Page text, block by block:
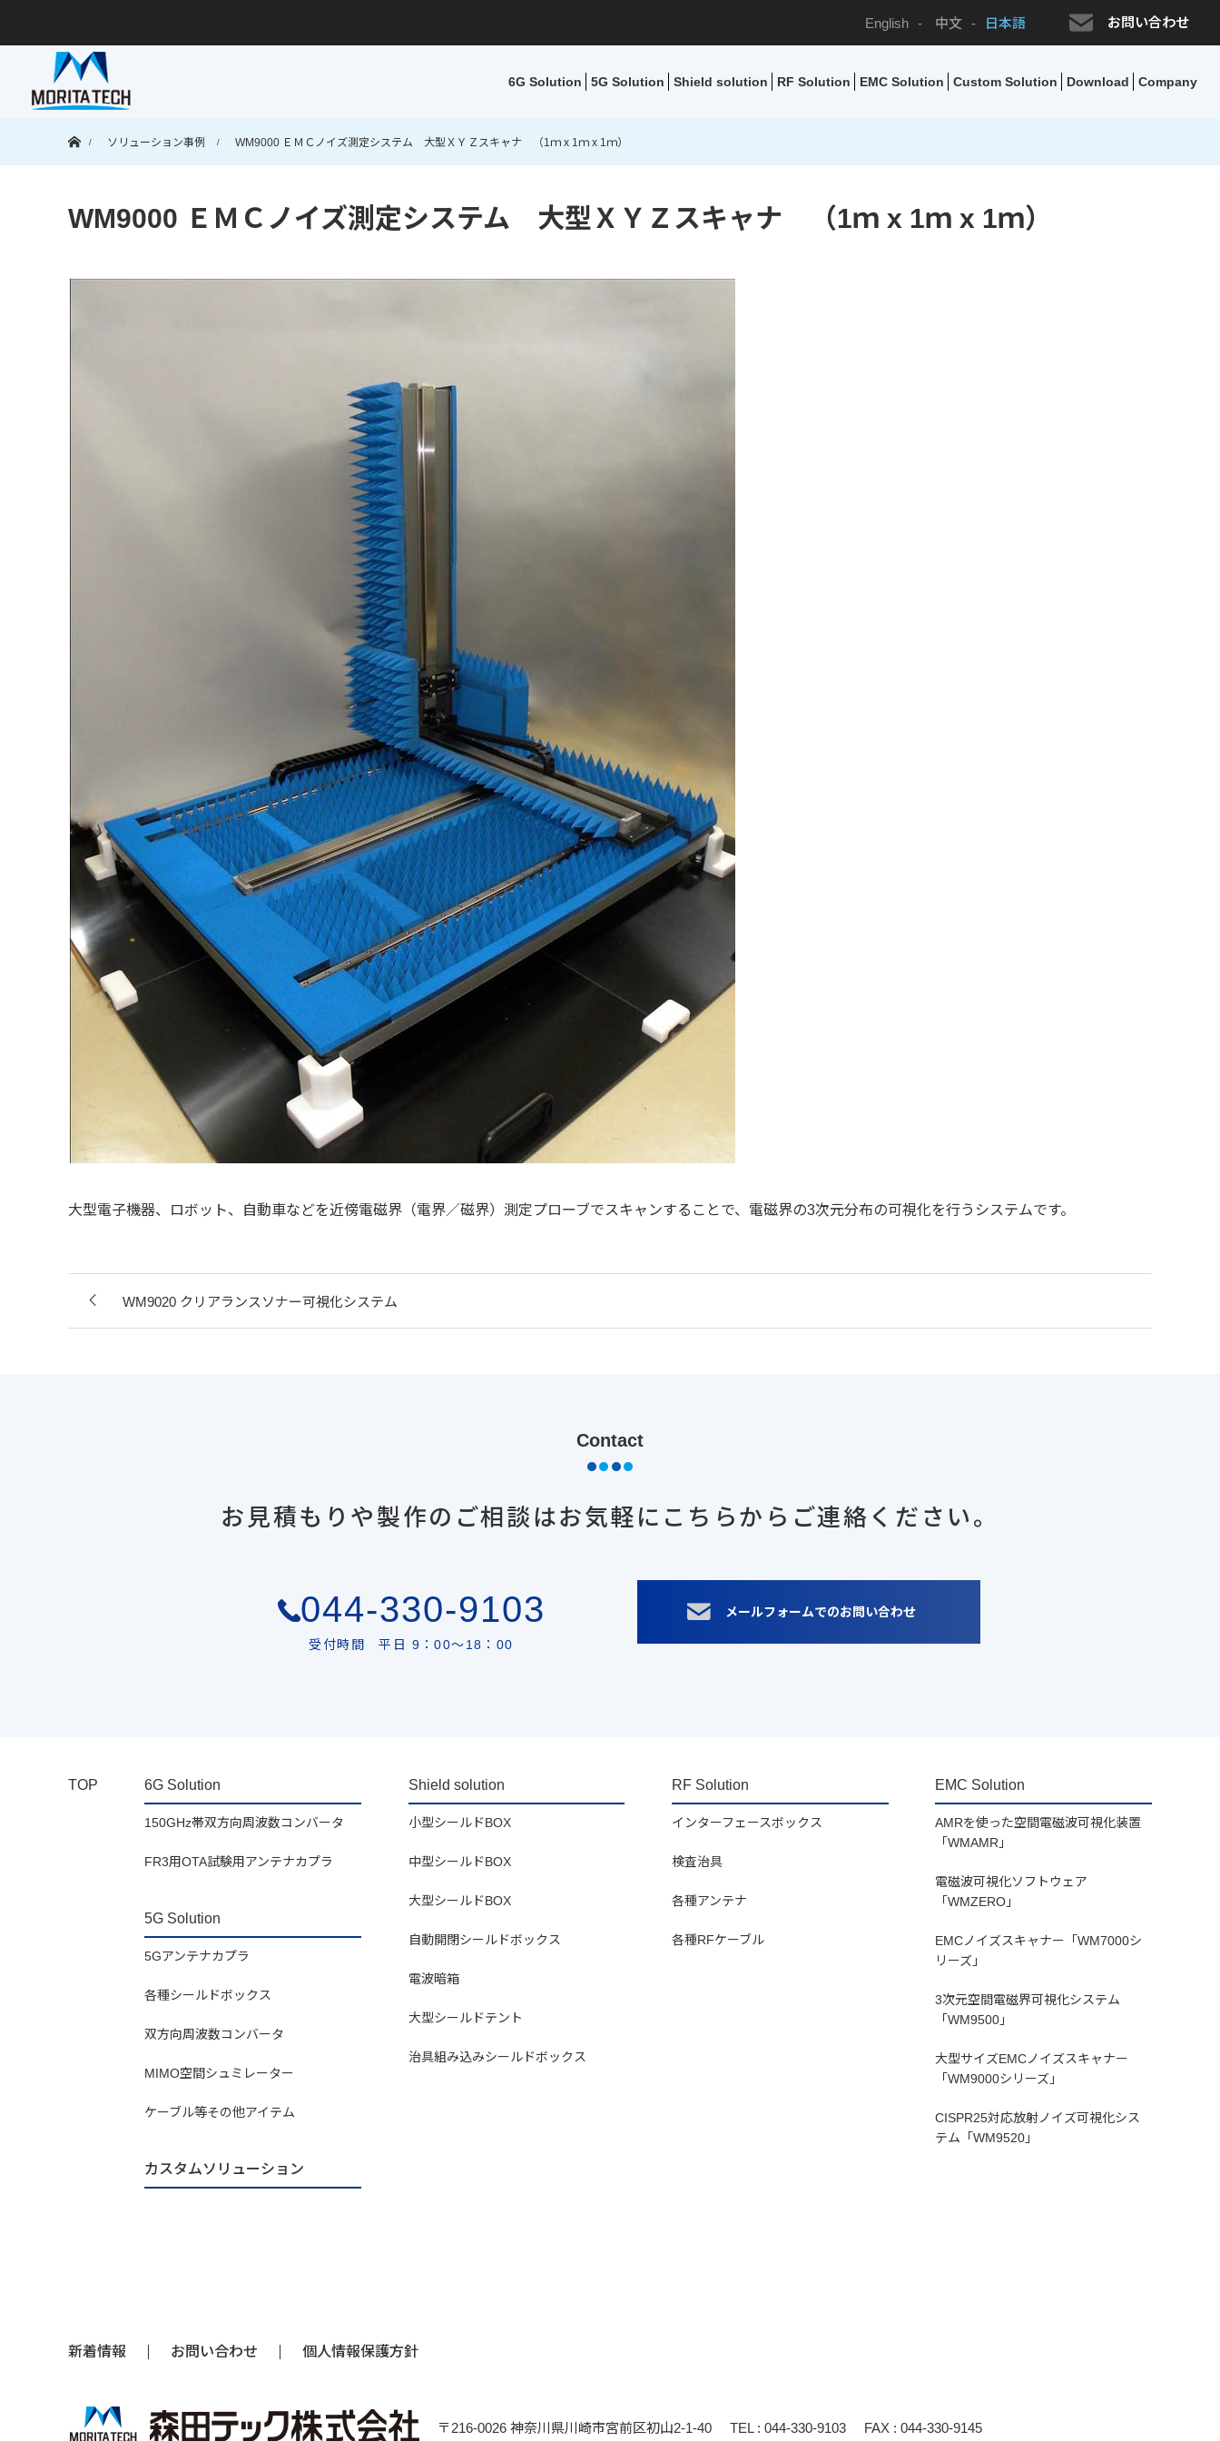
English - 中文 - 日本語 お問い合わせ
6G Solution 5G Solution Shield solution RF Solution EMC Solution Custom Solution Download Company
ソリューション事例
WM9000 ＥＭＣノイズ測定システム 大型ＸＹＺスキャナ （1ｍ x 1ｍ x 1ｍ）
WM9000 ＥＭＣノイズ測定システム 大型ＸＹＺスキャナ （1ｍ x 1ｍ x 1ｍ）
大型電子機器、ロボット、自動車などを近傍電磁界（電界／磁界）測定プローブでスキャンすることで、電磁界の3次元分布の可視化を行うシステムです。
WM9020 クリアランスソナー可視化システム
Contact
お見積もりや製作のご相談はお気軽にこちらからご連絡ください。
044-330-9103
受付時間 平日 9：00〜18：00
メールフォームでのお問い合わせ
TOP 6G Solution
150GHz帯双方向周波数コンバータ
FR3用OTA試験用アンテナカプラ
5G Solution
5Gアンテナカプラ
各種シールドボックス
双方向周波数コンバータ
MIMO空間シュミレーター
ケーブル等その他アイテム
カスタムソリューション
Shield solution
小型シールドBOX
中型シールドBOX
大型シールドBOX
自動開閉シールドボックス
電波暗箱
大型シールドテント
治具組み込みシールドボックス
RF Solution
インターフェースボックス
検査治具
各種アンテナ
各種RFケーブル
EMC Solution
AMRを使った空間電磁波可視化装置
「WMAMR」
電磁波可視化ソフトウェア
「WMZERO」
EMCノイズスキャナー「WM7000シ
リーズ」
3次元空間電磁界可視化システム
「WM9500」
大型サイズEMCノイズスキャナー
「WM9000シリーズ」
CISPR25対応放射ノイズ可視化シス
テム「WM9520」
新着情報 お問い合わせ 個人情報保護方針
〒216-0026 神奈川県川崎市宮前区初山2-1-40 TEL : 044-330-9103 FAX : 044-330-9145